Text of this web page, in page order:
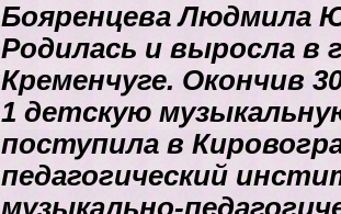
Бояренцева Людмила
Родилась и выросла в
Кременчуге. Окончив
1 детскую
поступила в
педагогический
музыкально-